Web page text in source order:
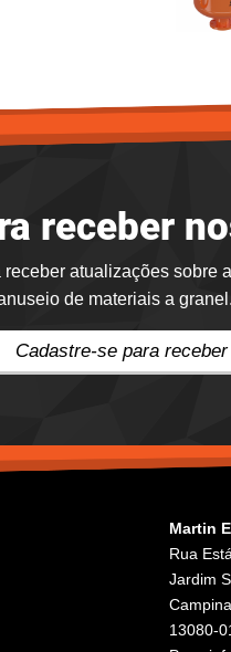
receber
atualizações sobre
de materiais a granel.
Cadastre-se para
Martin
Rua
Jardim
13080-